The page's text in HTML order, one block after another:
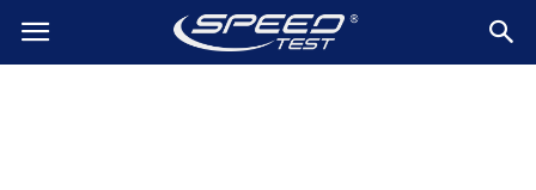
SpeedTest.pl